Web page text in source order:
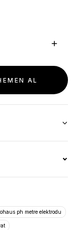
AL
ohaus ph metre elektrodu